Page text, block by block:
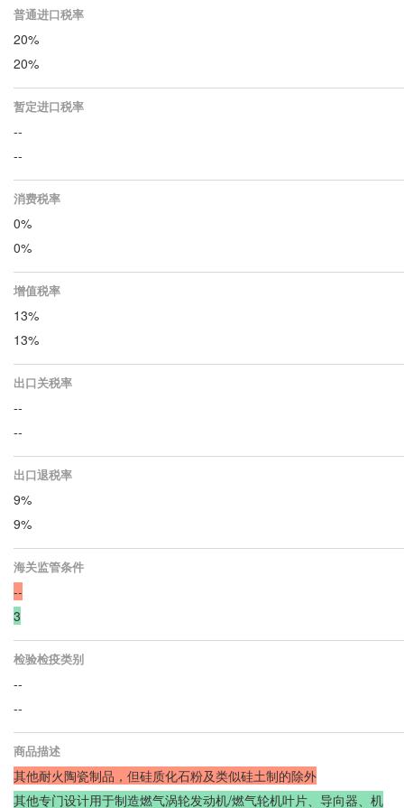
普通进口税率
20%
20%
暂定进口税率
--
--
消费税率
0%
0%
增值税率
13%
13%
出口关税率
--
--
出口退税率
9%
9%
海关监管条件
--
3
检验检疫类别
--
--
商品描述
其他耐火陶瓷制品，但硅质化石粉及类似硅土制的除外
其他专门设计用于制造燃气涡轮发动机/燃气轮机叶片、导向器、机